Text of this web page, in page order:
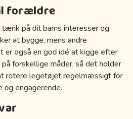
forældre
på dit barns interesser og
at bygge, mens andre
også en god idé at kigge efter
forskellige måder, så det holder
rotere legetøjet regelmæssigt for
engagerende.